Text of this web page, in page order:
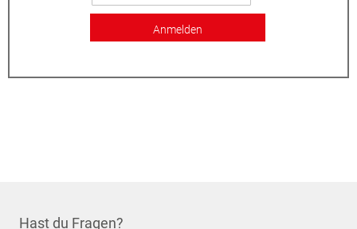
Anmelden
Hast du Fragen?